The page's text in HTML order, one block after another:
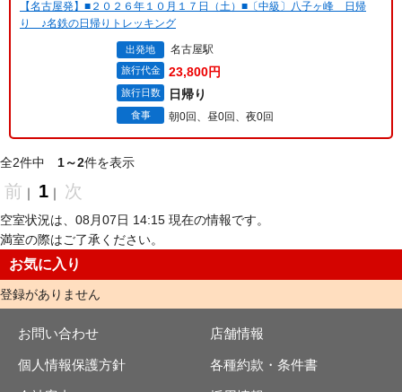
【名古屋発】■２０２６年１０月１７日（土）■〔中級〕八子ヶ峰 日帰
り ♪名鉄の日帰りトレッキング
出発地 名古屋駅
旅行代金 23,800円
旅行日数 日帰り
食事 朝0回、昼0回、夜0回
全2件中 1～2件を表示
前 ｜ 1 ｜ 次
空室状況は、08月07日 14:15 現在の情報です。
満室の際はご了承ください。
お気に入り
登録がありません
お問い合わせ 店舗情報
個人情報保護方針 各種約款・条件書